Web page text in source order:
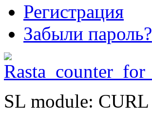
Регистрация
Забыли пароль?
SL module: CURL